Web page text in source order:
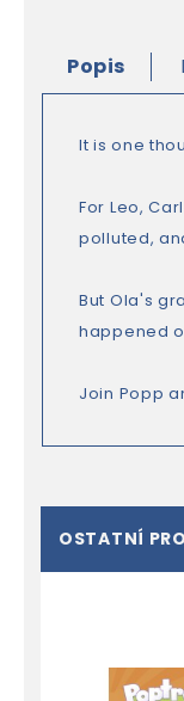
Popis
It is one
For Leo,
polluted,
But Ola's
happened
Join Popp
OSTATNÍ